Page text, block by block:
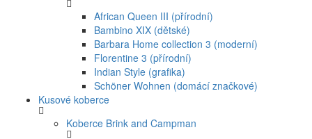
African Queen III (přírodní)
Bambino XIX (dětské)
Barbara Home collection 3 (moderní)
Florentine 3 (přírodní)
Indian Style (grafika)
Schöner Wohnen (domácí značkové)
Kusové koberce
Koberce Brink and Campman